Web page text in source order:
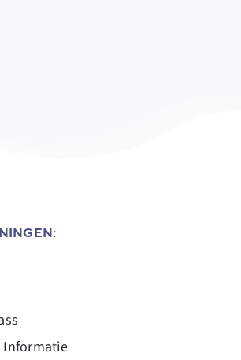
Informatie